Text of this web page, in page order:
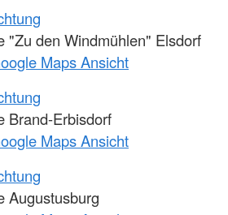
"Zu den Windmühlen" Elsdorf
Maps Ansicht
Brand-Erbisdorf
Maps Ansicht
Augustusburg